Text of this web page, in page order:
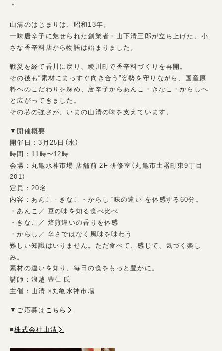
＊
山清のはじまりは、昭和13年。
一味唐辛子に魅せられた創業者・山下清三郎が立ち上げた、小
さな香辛料店から物語は始まりました。
戦災を経て香川に戻り、綾川町で香辛料づくりを再開。
その後も“素材にまっすぐ向き合う”姿勢を守りながら、国産原
料へのこだわりを深め、唐辛子からあんこ・きなこ・からしへ
と広がってきました。
その芯の強さが、いまの山清の味を支えています。
▼開催概要
開催日：3月25日（水）
時間：11時〜12時
会場：丸亀水神市場 店舗前 2F 研修室（丸亀市土器町東9丁目
201）
定員：20名
内容：あんこ・きなこ・からし “味の違い”を体感する60分。
・あんこ／ 豆の味を知る食べ比べ
・きなこ／ 焙煎違いの香りを体感
・からし／ 辛さではなく風味を味わう
難しい知識はいりません。ただ食べて、感じて、気づく楽し
み。
素材の違いを知り、毎日の食をもっと豊かに。
講師：浪越 豊仁 氏
主催：山清 ×丸亀水神市場
▼ご応募は こちら
■株式会社山清